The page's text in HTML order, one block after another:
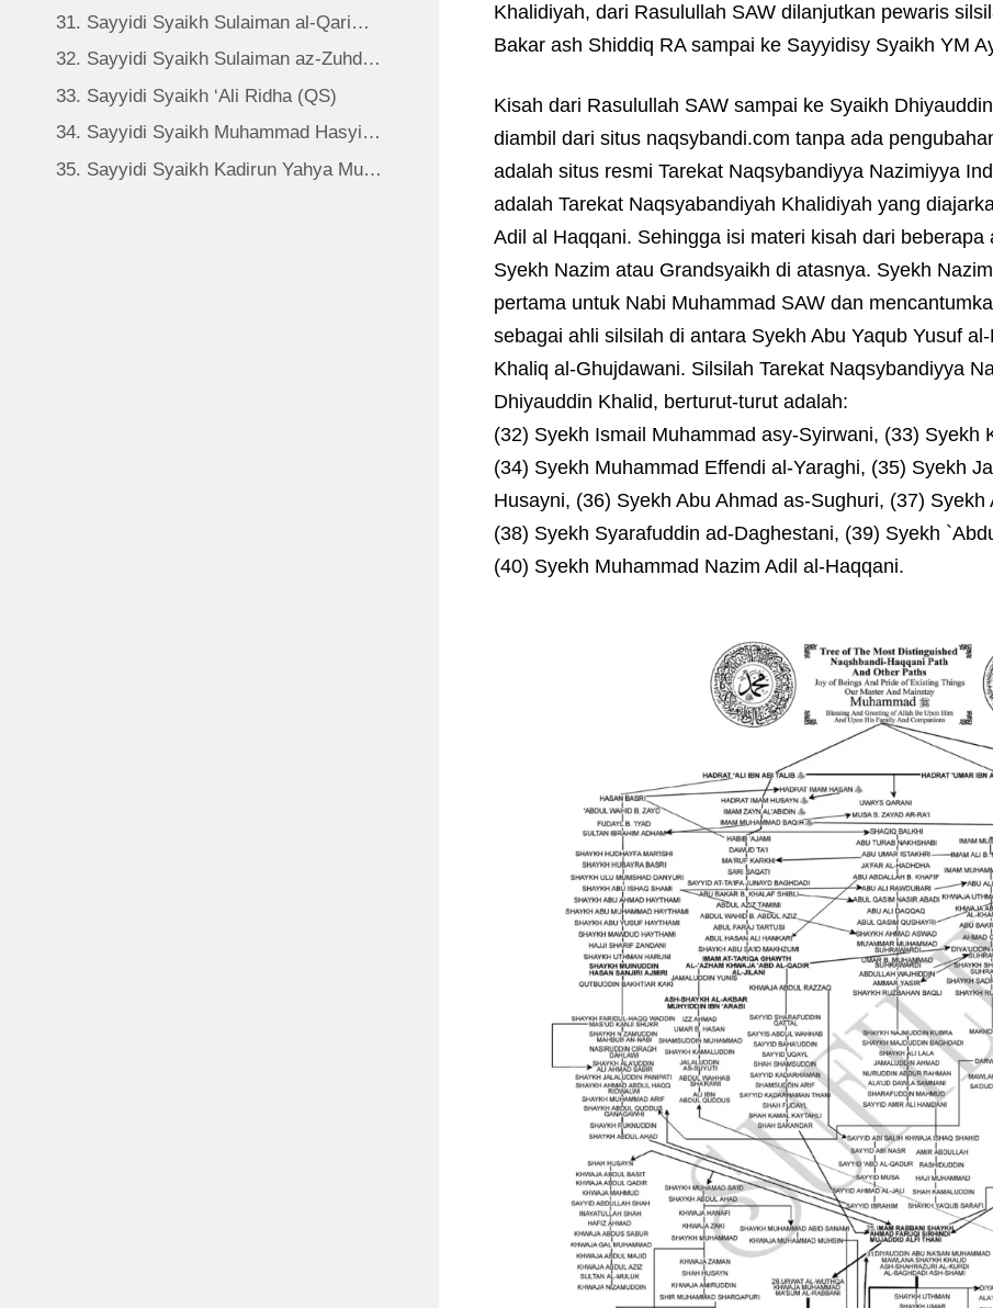
31. Sayyidi Syaikh Sulaiman al-Qarimi (QS)
32. Sayyidi Syaikh Sulaiman az-Zuhdi (QS)
33. Sayyidi Syaikh ‘Ali Ridha (QS)
34. Sayyidi Syaikh Muhammad Hasyim al-Khalidi (QS)
35. Sayyidi Syaikh Kadirun Yahya Muhammad Amin al-Khalidi (QS)
Khalidiyah, dari Rasulullah SAW dilanjutkan pewaris
Bakar ash Shiddiq RA sampai ke Sayyidisy Syaikh YM
Kisah dari Rasulullah SAW sampai ke Syaikh
diambil dari situs naqsybandi.com tanpa ada
adalah situs resmi Tarekat Naqsybandiyya Nazimiyya
adalah Tarekat Naqsyabandiyah Khalidiyah yang
Adil al Haqqani. Sehingga isi materi kisah dari
Syekh Nazim atau Grandsyaikh di atasnya. Syekh
pertama untuk Nabi Muhammad SAW dan
sebagai ahli silsilah di antara Syekh Abu Yaqub Yusuf
Khaliq al-Ghujdawani. Silsilah Tarekat Naqsybandiyya
Dhiyauddin Khalid, berturut-turut adalah:
(32) Syekh Ismail Muhammad asy-Syirwani, (33) Syekh
(34) Syekh Muhammad Effendi al-Yaraghi, (35) Syekh
Husayni, (36) Syekh Abu Ahmad as-Sughuri, (37)
(38) Syekh Syarafuddin ad-Daghestani, (39) Syekh
(40) Syekh Muhammad Nazim Adil al-Haqqani.